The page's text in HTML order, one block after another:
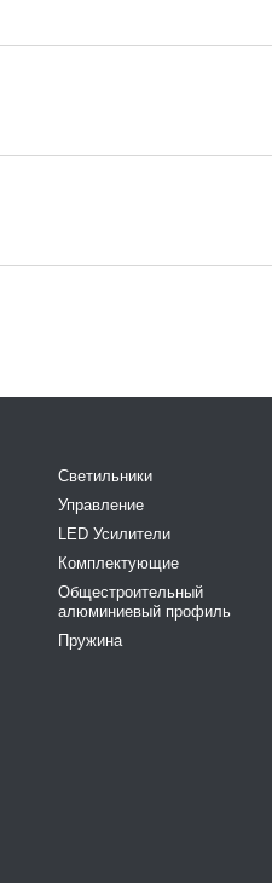
Светильники
Управление
LED Усилители
Комплектующие
Общестроительный
алюминиевый профиль
Пружина